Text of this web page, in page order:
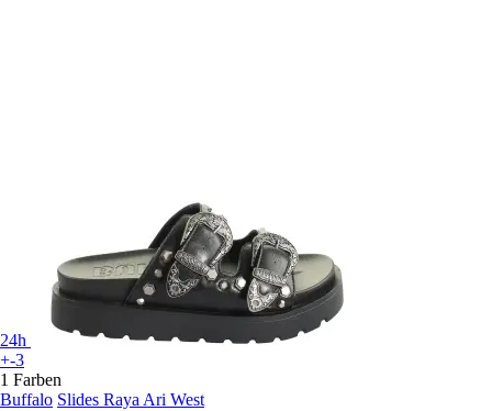
24h
+-3
1 Farben
Buffalo Slides Raya Ari West